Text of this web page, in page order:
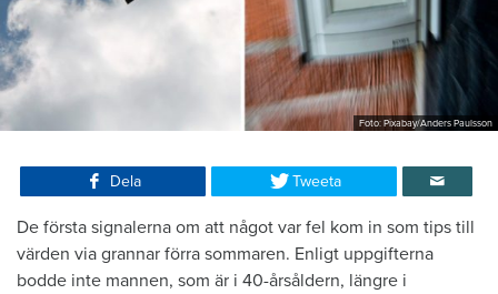
Foto: Pixabay/Anders Paulsson
Dela Tweeta
De första signalerna om att något var fel kom in som tips till
värden via grannar förra sommaren. Enligt uppgifterna
bodde inte mannen, som är i 40-årsåldern, längre i